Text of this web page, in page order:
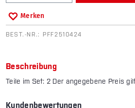
Merken
BEST.-NR.: PFF2510424
Beschreibung
Teile im Set: 2 Der angegebene Preis
Kundenbewertungen